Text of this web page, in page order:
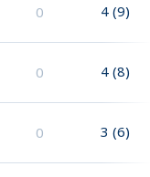
0 4 (9)
0 4 (8)
0 3 (6)